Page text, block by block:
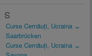
S
Curse Cernăuți, Ucraina ↔
Saarbrücken
Curse Cernăuți, Ucraina ↔